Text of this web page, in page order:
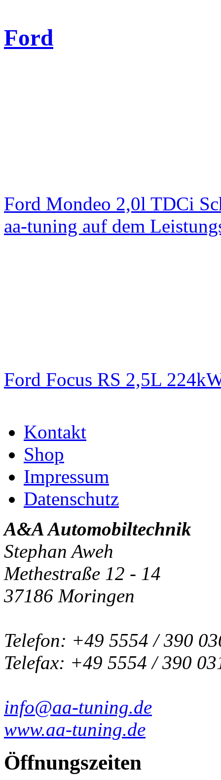
Ford
Ford Mondeo 2,0l TDCi
aa-tuning auf dem
Ford Focus RS 2,5L
Kontakt
Shop
Impressum
Datenschutz
A&A Automobiltechnik
Stephan Aweh
Methestraße 12 - 14
37186 Moringen
Telefon: +49 5554 / 390
Telefax: +49 5554 / 390
info@aa-tuning.de
www.aa-tuning.de
Öffnungszeiten